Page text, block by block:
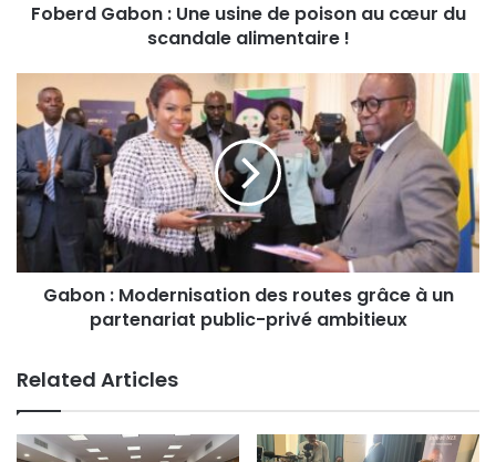
Foberd Gabon : Une usine de poison au cœur du
scandale alimentaire !
Gabon : Modernisation des routes grâce à un
partenariat public-privé ambitieux
Related Articles